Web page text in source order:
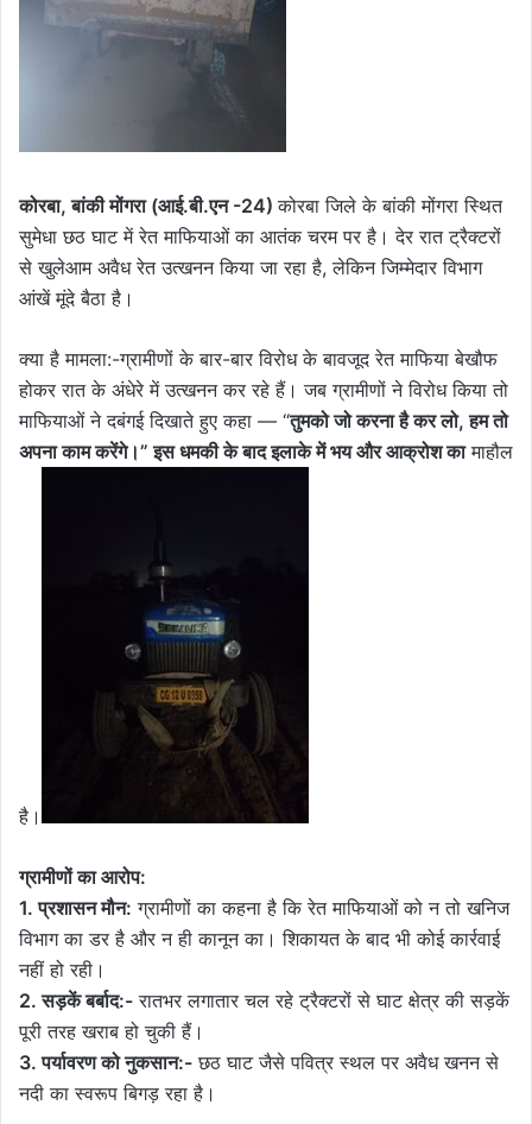
कोरबा, बांकी मोंगरा (आई.बी.एन -24)कोरबा जिले के बांकी मोंगरा स्थित
सुमेधा छठ घाट में रेत माफियाओं का आतंक चरम पर है। देर रात ट्रैक्टरों
से खुलेआम अवैध रेत उत्खनन किया जा रहा है, लेकिन जिम्मेदार विभाग
आंखें मूंदे बैठा है।
क्या है मामला:-ग्रामीणों के बार-बार विरोध के बावजूद रेत माफिया बेखौफ
होकर रात के अंधेरे में उत्खनन कर रहे हैं। जब ग्रामीणों ने विरोध किया तो
माफियाओं ने दबंगई दिखाते हुए कहा — “तुमको जो करना है कर लो, हम तो
अपना काम करेंगे।” इस धमकी के बाद इलाके में भय और आक्रोश कामाहौल
है।
ग्रामीणों का आरोप:
1. प्रशासन मौन: ग्रामीणों का कहना है कि रेत माफियाओं को न तो खनिज
विभाग का डर है और न ही कानून का। शिकायत के बाद भी कोई कार्रवाई
नहीं हो रही।
2. सड़कें बर्बाद:- रातभर लगातार चल रहे ट्रैक्टरों से घाट क्षेत्र की सड़कें
पूरी तरह खराब हो चुकी हैं।
3. पर्यावरण को नुकसान:- छठ घाट जैसे पवित्र स्थल पर अवैध खनन से
नदी का स्वरूप बिगड़ रहा है।